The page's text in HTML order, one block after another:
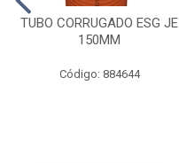
TUBO CORRUGADO ESG JE
150MM
Código: 884644